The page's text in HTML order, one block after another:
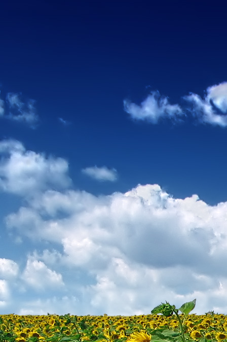
Elérhetőségek
2081 Piliscsaba,
e-mail:
telefonszám:
Dr. Göllner
2081 Piliscsaba,
e-mail:
telefonszám:
adószám: